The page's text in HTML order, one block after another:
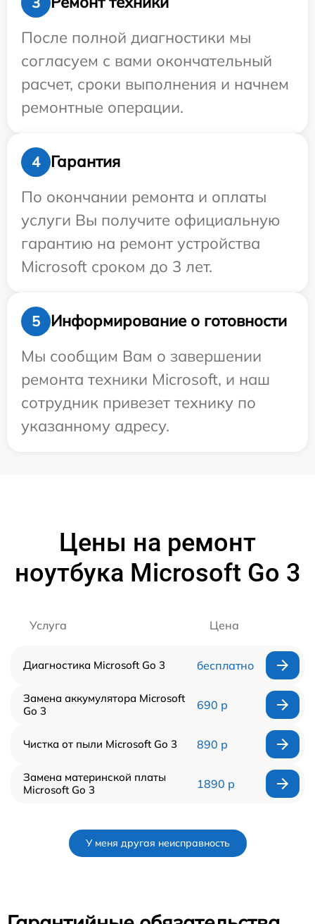
После полной диагностики мы
согласуем с вами окончательный
расчет, сроки выполнения и начнем
ремонтные операции.
4
Гарантия
По окончании ремонта и оплаты
услуги Вы получите официальную
гарантию на ремонт устройства
Microsoft сроком до 3 лет.
5
Информирование о готовности
Мы сообщим Вам о завершении
ремонта техники Microsoft, и наш
сотрудник привезет технику по
указанному адресу.
Цены на ремонт
ноутбука Microsoft Go 3
Услуга Цена
Диагностика Microsoft Go 3 бесплатно
Замена аккумулятора Microsoft
Go 3
690 р
Чистка от пыли Microsoft Go 3 890 р
Замена материнской платы
Microsoft Go 3
1890 р
У меня другая неисправность